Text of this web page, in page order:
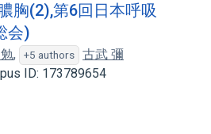
胸(2),第6回日本呼吸
会)
, +5 authors
古武 彌
ID: 173789654